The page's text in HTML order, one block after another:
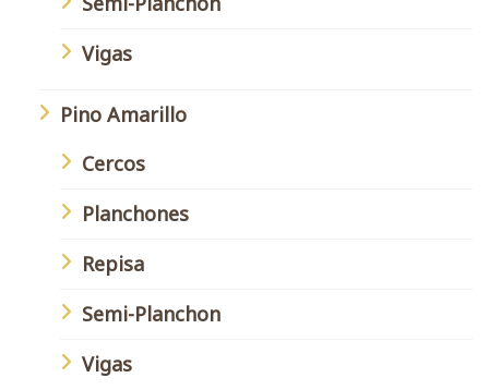
Vigas
Pino Amarillo
Cercos
Planchones
Repisa
Semi-Planchon
Vigas